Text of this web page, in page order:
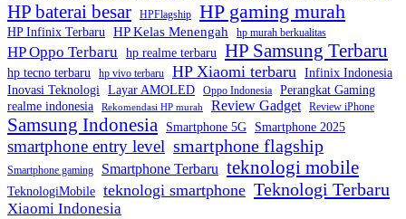
HP baterai besar HPFlagship HP gaming murah
HP Infinix Terbaru HP Kelas Menengah hp murah berkualitas
HP Oppo Terbaru hp realme terbaru HP Samsung Terbaru
hp tecno terbaru hp vivo terbaru HP Xiaomi terbaru Infinix Indonesia
Inovasi Teknologi Layar AMOLED Oppo Indonesia
Perangkat Gaming
realme indonesia
Rekomendasi HP murah Review Gadget Review iPhone
Samsung Indonesia Smartphone 5G Smartphone 2025
smartphone entry level smartphone flagship
Smartphone gaming Smartphone Terbaru teknologi mobile
TeknologiMobile teknologi smartphone Teknologi Terbaru
Xiaomi Indonesia